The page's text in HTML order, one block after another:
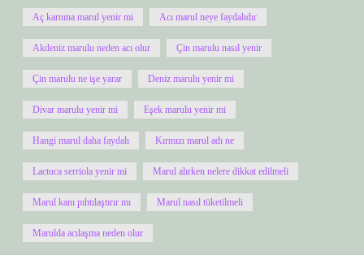
Aç karnına marul yenir mi Acı marul neye faydalıdır
Akdeniz marulu neden acı olur Çin marulu nasıl yenir
Çin marulu ne işe yarar Deniz marulu yenir mi
Divar marulu yenir mi Eşek marulu yenir mi
Hangi marul daha faydalı Kırmızı marul adı ne
Lactuca serriola yenir mi Marul alırken nelere dikkat edilmeli
Marul kanı pıhtılaştırır mı Marul nasıl tüketilmeli
Marulda acılaşma neden olur